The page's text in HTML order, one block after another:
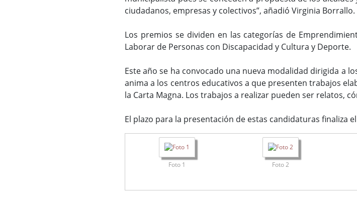
ciudadanos, empresas y colectivos”, añadió Virginia Borrallo.
Los premios se dividen en las categorías de
Laborar de Personas con Discapacidad y Cultura y Deporte.
Este año se ha convocado una nueva modalidad dirigida a
anima a los centros educativos a que presenten trabajos
la Carta Magna. Los trabajos a realizar pueden ser relatos,
El plazo para la presentación de estas candidaturas finaliza
Foto 1 Foto 2